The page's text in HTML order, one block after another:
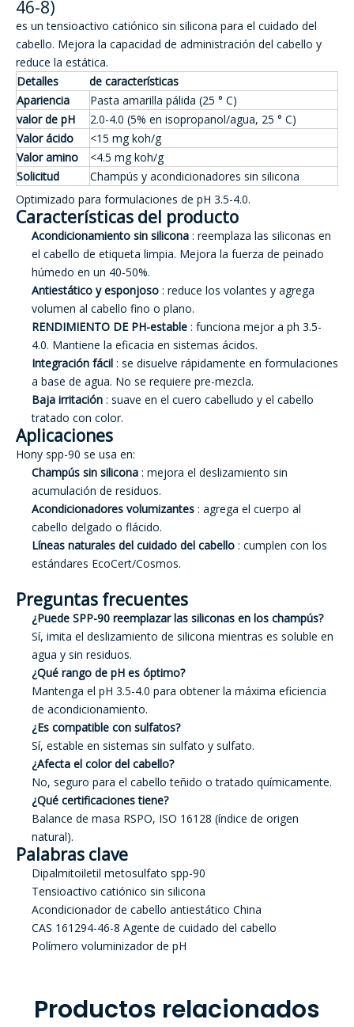
46-8)
es un tensioactivo catiónico sin silicona para el cuidado del
cabello. Mejora la capacidad de administración del cabello y
reduce la estática.
Detalles
de características
Apariencia
Pasta amarilla pálida (25 ° C)
valor de pH
2.0-4.0 (5% en isopropanol/agua, 25 ° C)
Valor ácido
<15 mg koh/g
Valor amino
<4.5 mg koh/g
Solicitud
Champús y acondicionadores sin silicona
Optimizado para formulaciones de pH 3.5-4.0.
Características del producto
Acondicionamiento sin silicona : reemplaza las siliconas en
el cabello de etiqueta limpia. Mejora la fuerza de peinado
húmedo en un 40-50%.
Antiestático y esponjoso : reduce los volantes y agrega
volumen al cabello fino o plano.
RENDIMIENTO DE PH-estable : funciona mejor a ph 3.5-
4.0. Mantiene la eficacia en sistemas ácidos.
Integración fácil : se disuelve rápidamente en formulaciones
a base de agua. No se requiere pre-mezcla.
Baja irritación : suave en el cuero cabelludo y el cabello
tratado con color.
Aplicaciones
Hony spp-90 se usa en:
Champús sin silicona : mejora el deslizamiento sin
acumulación de residuos.
Acondicionadores volumizantes : agrega el cuerpo al
cabello delgado o flácido.
Líneas naturales del cuidado del cabello : cumplen con los
estándares EcoCert/Cosmos.
Preguntas frecuentes
¿Puede SPP-90 reemplazar las siliconas en los champús?
Sí, imita el deslizamiento de silicona mientras es soluble en
agua y sin residuos.
¿Qué rango de pH es óptimo?
Mantenga el pH 3.5-4.0 para obtener la máxima eficiencia
de acondicionamiento.
¿Es compatible con sulfatos?
Sí, estable en sistemas sin sulfato y sulfato.
¿Afecta el color del cabello?
No, seguro para el cabello teñido o tratado químicamente.
¿Qué certificaciones tiene?
Balance de masa RSPO, ISO 16128 (índice de origen
natural).
Palabras clave
Dipalmitoiletil metosulfato spp-90
Tensioactivo catiónico sin silicona
Acondicionador de cabello antiestático China
CAS 161294-46-8 Agente de cuidado del cabello
Polímero voluminizador de pH
Productos relacionados